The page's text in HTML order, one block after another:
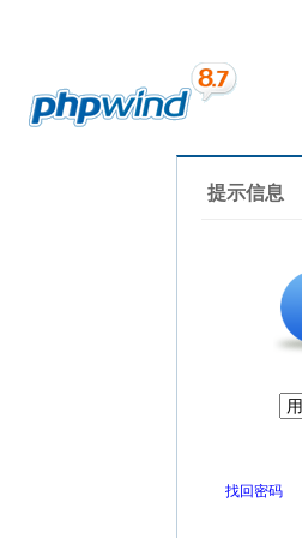
提示信息
找回密码